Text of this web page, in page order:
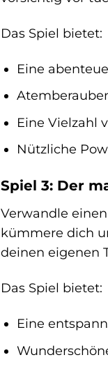
Das Spiel bietet:
Eine
Eine Vielzahl
Nützliche
Spiel 3: Der
Verwandle
kümmere dich
deinen eigenen
Das Spiel bietet:
Eine